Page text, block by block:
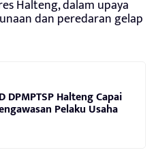
Halteng, dalam upaya
dan peredaran gelap
DPMPTSP Halteng Capai
Pelaku Usaha